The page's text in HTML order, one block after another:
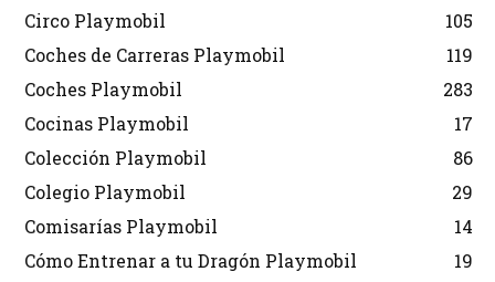
Circo Playmobil
105
Coches de Carreras Playmobil
119
Coches Playmobil
283
Cocinas Playmobil
17
Colección Playmobil
86
Colegio Playmobil
29
Comisarías Playmobil
14
Cómo Entrenar a tu Dragón Playmobil
19